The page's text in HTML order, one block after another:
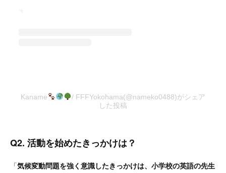
Kaname
/ FFFYokohama(@nameko0488)がシェア
した投稿
Q2. 活動を始めたきっかけは？
「気候変動問題を強く意識したきっかけは、小学校の英語の先生